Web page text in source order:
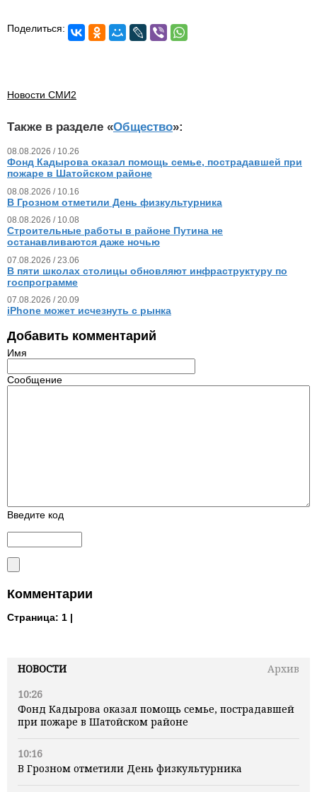
НОВОСТИ
Архив
10:26
Фонд Кадырова оказал помощь семье, пострадавшей
при пожаре в Шатойском районе
10:16
В Грозном отметили День физкультурника
Поделиться:
Новости СМИ2
Также в разделе «Общество»:
08.08.2026 / 10.26
Фонд Кадырова оказал помощь семье, пострадавшей при
пожаре в Шатойском районе
08.08.2026 / 10.16
В Грозном отметили День физкультурника
08.08.2026 / 10.08
Строительные работы в районе Путина не
останавливаются даже ночью
07.08.2026 / 23.06
В пяти школах столицы обновляют инфраструктуру по
госпрограмме
07.08.2026 / 20.09
iPhone может исчезнуть с рынка
Добавить комментарий
Имя
Сообщение
Введите код
Комментарии
Страница: 1 |